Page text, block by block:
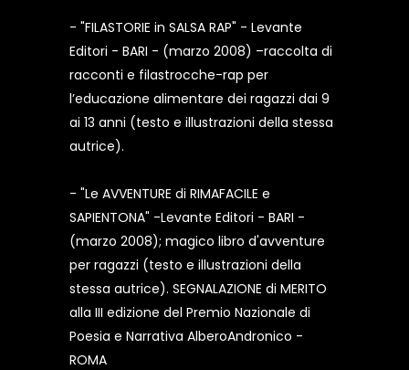
- "FILASTORIE in SALSA RAP" - Levante
Editori - BARI - (marzo 2008) –raccolta di
racconti e filastrocche-rap per
l’educazione alimentare dei ragazzi dai 9
ai 13 anni (testo e illustrazioni della stessa
autrice).
- "Le AVVENTURE di RIMAFACILE e
SAPIENTONA" -Levante Editori - BARI -
(marzo 2008); magico libro d'avventure
per ragazzi (testo e illustrazioni della
stessa autrice). SEGNALAZIONE di MERITO
alla III edizione del Premio Nazionale di
Poesia e Narrativa AlberoAndronico -
ROMA